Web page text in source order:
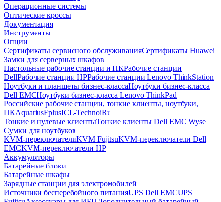
Операционные системы
Оптические кроссы
Документация
Инструменты
Опции
Сертификаты сервисного обслуживанияСертификаты Huawei
Замки для серверных шкафов
Настольные рабочие станции и ПКРабочие станции
DellРабочие станции HPРабочие станции Lenovo ThinkStation
Ноутбуки и планшеты бизнес-классаНоутбуки бизнес-класса
Dell EMCНоутбуки бизнес-класса Lenovo ThinkPad
Российские рабочие станции, тонкие клиенты, ноутбуки,
ПКAquariusFplusICL-TechnoiRu
Тонкие и нулевые клиентыТонкие клиенты Dell EMC Wyse
Сумки для ноутбуков
KVM-переключателиKVM FujitsuKVM-переключатели Dell
EMCKVM-переключатели HP
Аккумуляторы
Батарейные блоки
Батарейные шкафы
Зарядные станции для электромобилей
Источники бесперебойного питанияUPS Dell EMCUPS